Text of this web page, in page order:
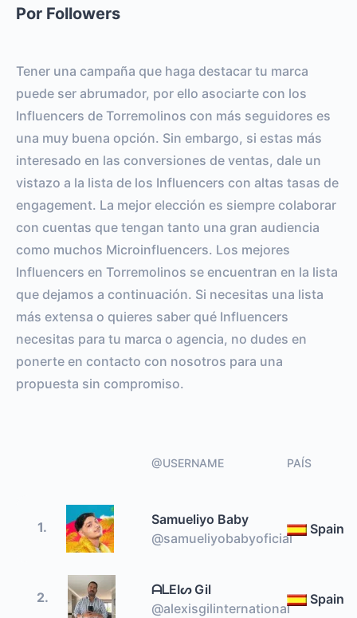
Por Followers
Tener una campaña que haga destacar tu marca
puede ser abrumador, por ello asociarte con los
Influencers de Torremolinos con más seguidores es
una muy buena opción. Sin embargo, si estas más
interesado en las conversiones de ventas, dale un
vistazo a la lista de los Influencers con altas tasas de
engagement. La mejor elección es siempre colaborar
con cuentas que tengan tanto una gran audiencia
como muchos Microinfluencers. Los mejores
Influencers en Torremolinos se encuentran en la lista
que dejamos a continuación. Si necesitas una lista
más extensa o quieres saber qué Influencers
necesitas para tu marca o agencia, no dudes en
ponerte en contacto con nosotros para una
propuesta sin compromiso.
@USERNAME PAÍS
1.
Samueliyo Baby
@samueliyobabyoficial
Spain
2.
ᗩᒪEIᔕ Gil
@alexisgilinternational
Spain